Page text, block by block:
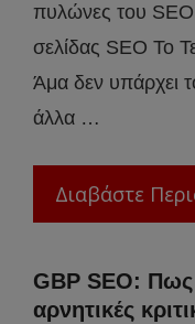
πυλώνες του SEO
σελίδας SEO To
Άμα δεν υπάρχει
άλλα …
Διαβάστε
GBP SEO: Πως
αρνητικές